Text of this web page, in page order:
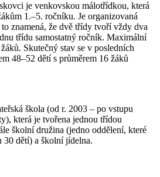
je venkovskou málotřídkou, která
1.–5. ročníku. Je organizovaná
znamená, že dvě třídy tvoří vždy dva
třídu samostatný ročník. Maximální
Skutečný stav se v posledních
48–52 dětí s průměrem 16 žáků
škola (od r. 2003 – po vstupu
která je tvořena jednou třídou
školní družina (jedno oddělení, které
30 dětí) a školní jídelna.